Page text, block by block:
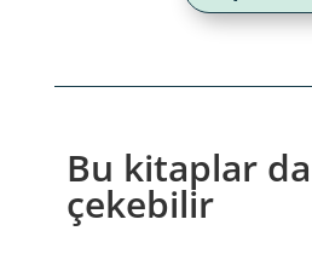
Bu kitaplar
çekebilir